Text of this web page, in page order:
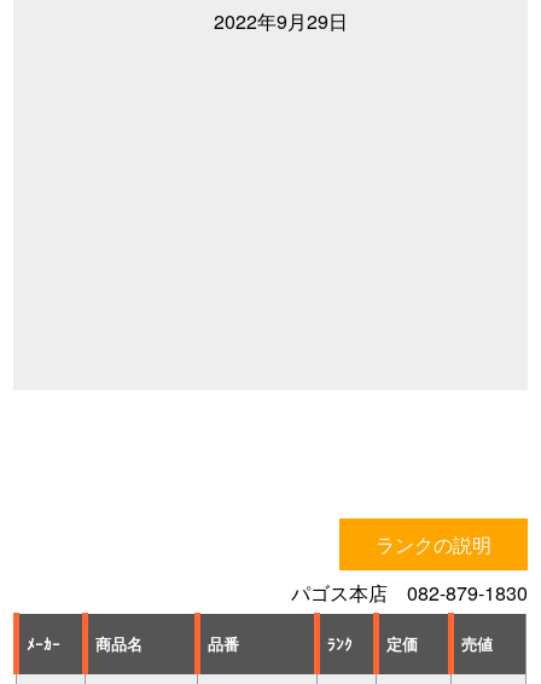
2022年9月29日
ランクの説明
パゴス本店 082-879-1830
ﾒｰｶｰ 商品名 品番 ﾗﾝｸ 定価 売値